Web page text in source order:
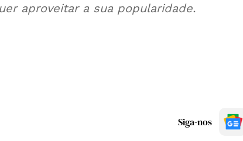
aproveitar a sua popularidade.
Siga-nos